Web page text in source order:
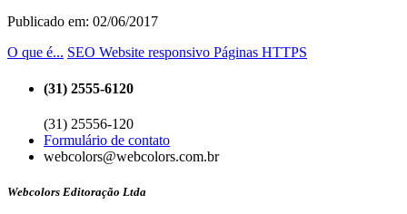
Publicado em: 02/06/2017
O que é... SEO Website responsivo Páginas HTTPS
(31) 2555-6120
(31) 25556-120
Formulário de contato
webcolors@webcolors.com.br
Webcolors Editoração Ltda